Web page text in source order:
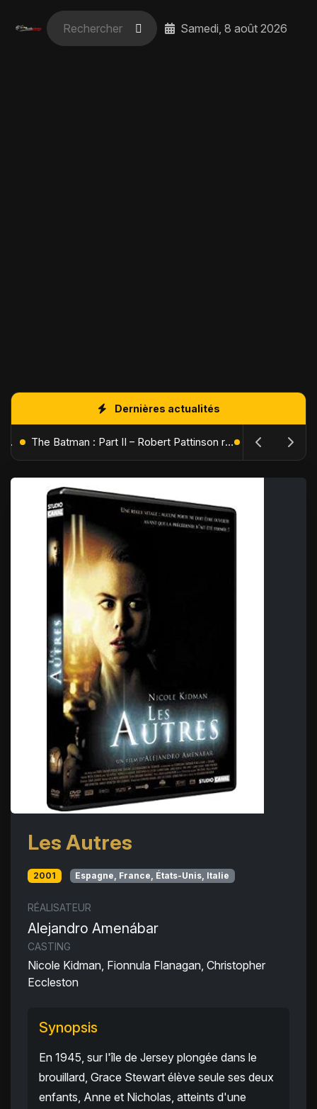
Samedi, 8 août 2026
Dernières actualités
L'Âge de Glace : Le Réveil du Volcan – Manny, Sid et Diego de retour pour une aventure explosive The Batman : Part II – Robert Pattinson replonge dans les ténèbres de Gotham dès octobre 2027
Les Autres
2001 Espagne, France, États-Unis, Italie
RÉALISATEUR
Alejandro Amenábar
CASTING
Nicole Kidman, Fionnula Flanagan, Christopher
Eccleston
Synopsis
En 1945, sur l'île de Jersey plongée dans le
brouillard, Grace Stewart élève seule ses deux
enfants, Anne et Nicholas, atteints d'une